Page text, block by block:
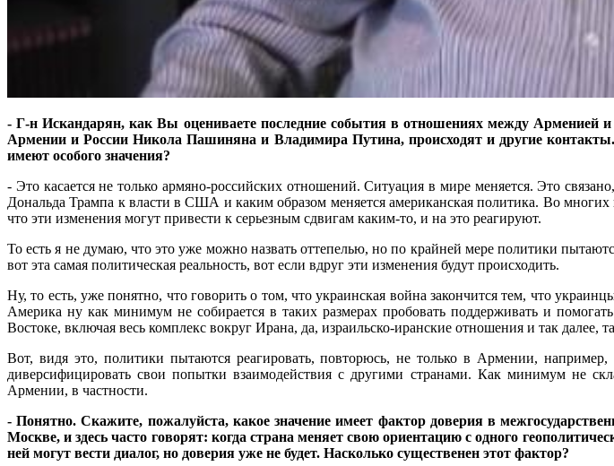
- Г-н Искандарян, как Вы оцениваете последние события в отношениях между Арменией
Армении и России Никола Пашиняна и Владимира Путина, происходят и другие
имеют особого значения?
- Это касается не только армяно-российских отношений. Ситуация в мире меняется. Это
Дональда Трампа к власти в США и каким образом меняется американская политика. Во
что эти изменения могут привести к серьезным сдвигам каким-то, и на это реагируют.
То есть я не думаю, что это уже можно назвать оттепелью, но по крайней мере политики
вот эта самая политическая реальность, вот если вдруг эти изменения будут происходить.
Ну, то есть, уже понятно, что говорить о том, что украинская война закончится тем, что
Америка ну как минимум не собирается в таких размерах пробовать поддерживать и
Востоке, включая весь комплекс вокруг Ирана, да, израильско-иранские отношения и так далее,
Вот, видя это, политики пытаются реагировать, повторюсь, не только в Армении,
диверсифицировать свои попытки взаимодействия с другими странами. Как минимум не
Армении, в частности.
- Понятно. Скажите, пожалуйста, какое значение имеет фактор доверия в
Москве, и здесь часто говорят: когда страна меняет свою ориентацию с одного
ней могут вести диалог, но доверия уже не будет. Насколько существенен этот фактор?